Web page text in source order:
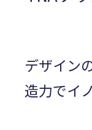
デザイン
造力でイ